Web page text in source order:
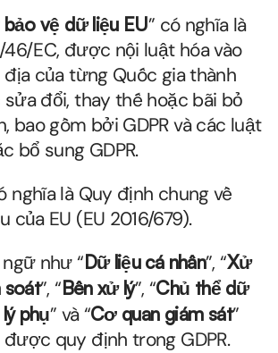
bảo vệ dữ liệu EU” có nghĩa là
46/EC, được nội luật hóa vào
của từng Quốc gia thành
đổi, thay thế hoặc bãi bỏ
bao gồm bởi GDPR và các luật
bổ sung GDPR.
nghĩa là Quy định chung về
của EU (EU 2016/679).
như “Dữ liệu cá nhân”, “Xử
soát”, “Bên xử lý”, “Chủ thể dữ
phụ” và “Cơ quan giám sát”
quy định trong GDPR.